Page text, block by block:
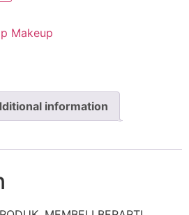
Makeup
information